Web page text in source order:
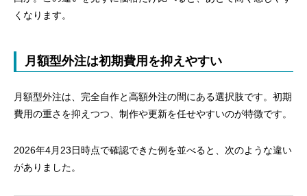
くなります。
月額型外注は初期費用を抑えやすい
月額型外注は、完全自作と高額外注の間にある選択肢です。初期
費用の重さを抑えつつ、制作や更新を任せやすいのが特徴です。
2026年4月23日時点で確認できた例を並べると、次のような違い
がありました。